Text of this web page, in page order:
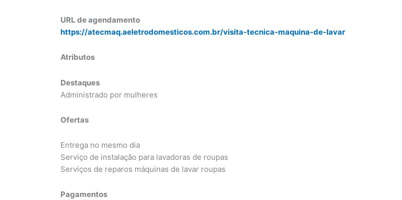
URL de agendamento
https://atecmaq.aeletrodomesticos.com.br/visita-tecnica-maquina-de-lavar
Atributos
Destaques
Administrado por mulheres
Ofertas
Entrega no mesmo dia
Serviço de instalação para lavadoras de roupas
Serviços de reparos máquinas de lavar roupas
Pagamentos